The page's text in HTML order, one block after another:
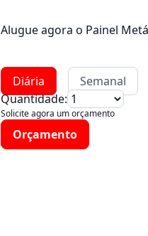
Alugue agora o Painel
Diária
Semanal
Quantidade:
Solicite agora um orçamento
Orçamento